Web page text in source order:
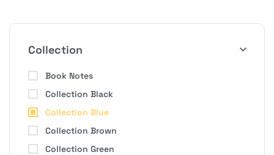
Collection
Book Notes
Collection Black
Collection Blue
Collection Brown
Collection Green